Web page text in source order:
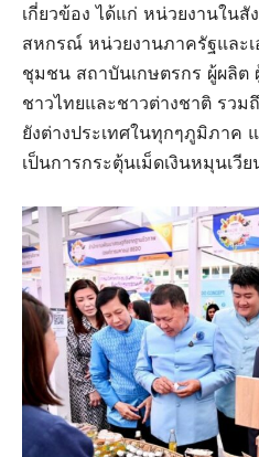
เกี่ยวข้อง ได้แก่ หน่วยงานในสั
สหกรณ์ หน่วยงานภาครัฐและ
ชุมชน สถาบันเกษตรกร ผู้ผลิต
ชาวไทยและชาวต่างชาติ รวม
ยังต่างประเทศในทุกๆภูมิภาค
เป็นการกระตุ้นเม็ดเงินหมุนเวี